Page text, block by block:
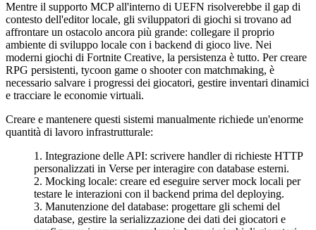
Mentre il supporto MCP all'interno di UEFN risolverebbe il gap di
contesto dell'editor locale, gli sviluppatori di giochi si trovano ad
affrontare un ostacolo ancora più grande: collegare il proprio
ambiente di sviluppo locale con i backend di gioco live. Nei
moderni giochi di Fortnite Creative, la persistenza è tutto. Per creare
RPG persistenti, tycoon game o shooter con matchmaking, è
necessario salvare i progressi dei giocatori, gestire inventari dinamici
e tracciare le economie virtuali.
Creare e mantenere questi sistemi manualmente richiede un'enorme
quantità di lavoro infrastrutturale:
Integrazione delle API: scrivere handler di richieste HTTP
personalizzati in Verse per interagire con database esterni.
Mocking locale: creare ed eseguire server mock locali per
testare le interazioni con il backend prima del deploying.
Manutenzione del database: progettare gli schemi del
database, gestire la serializzazione dei dati dei giocatori e